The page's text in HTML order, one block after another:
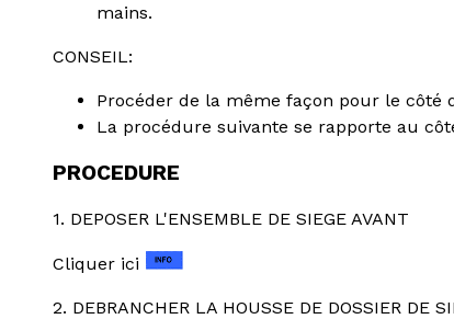
mains.
CONSEIL:
Procéder de la même façon pour le côté
La procédure suivante se rapporte au
PROCEDURE
1. DEPOSER L'ENSEMBLE DE SIEGE AVANT
Cliquer ici
2. DEBRANCHER LA HOUSSE DE DOSSIER DE